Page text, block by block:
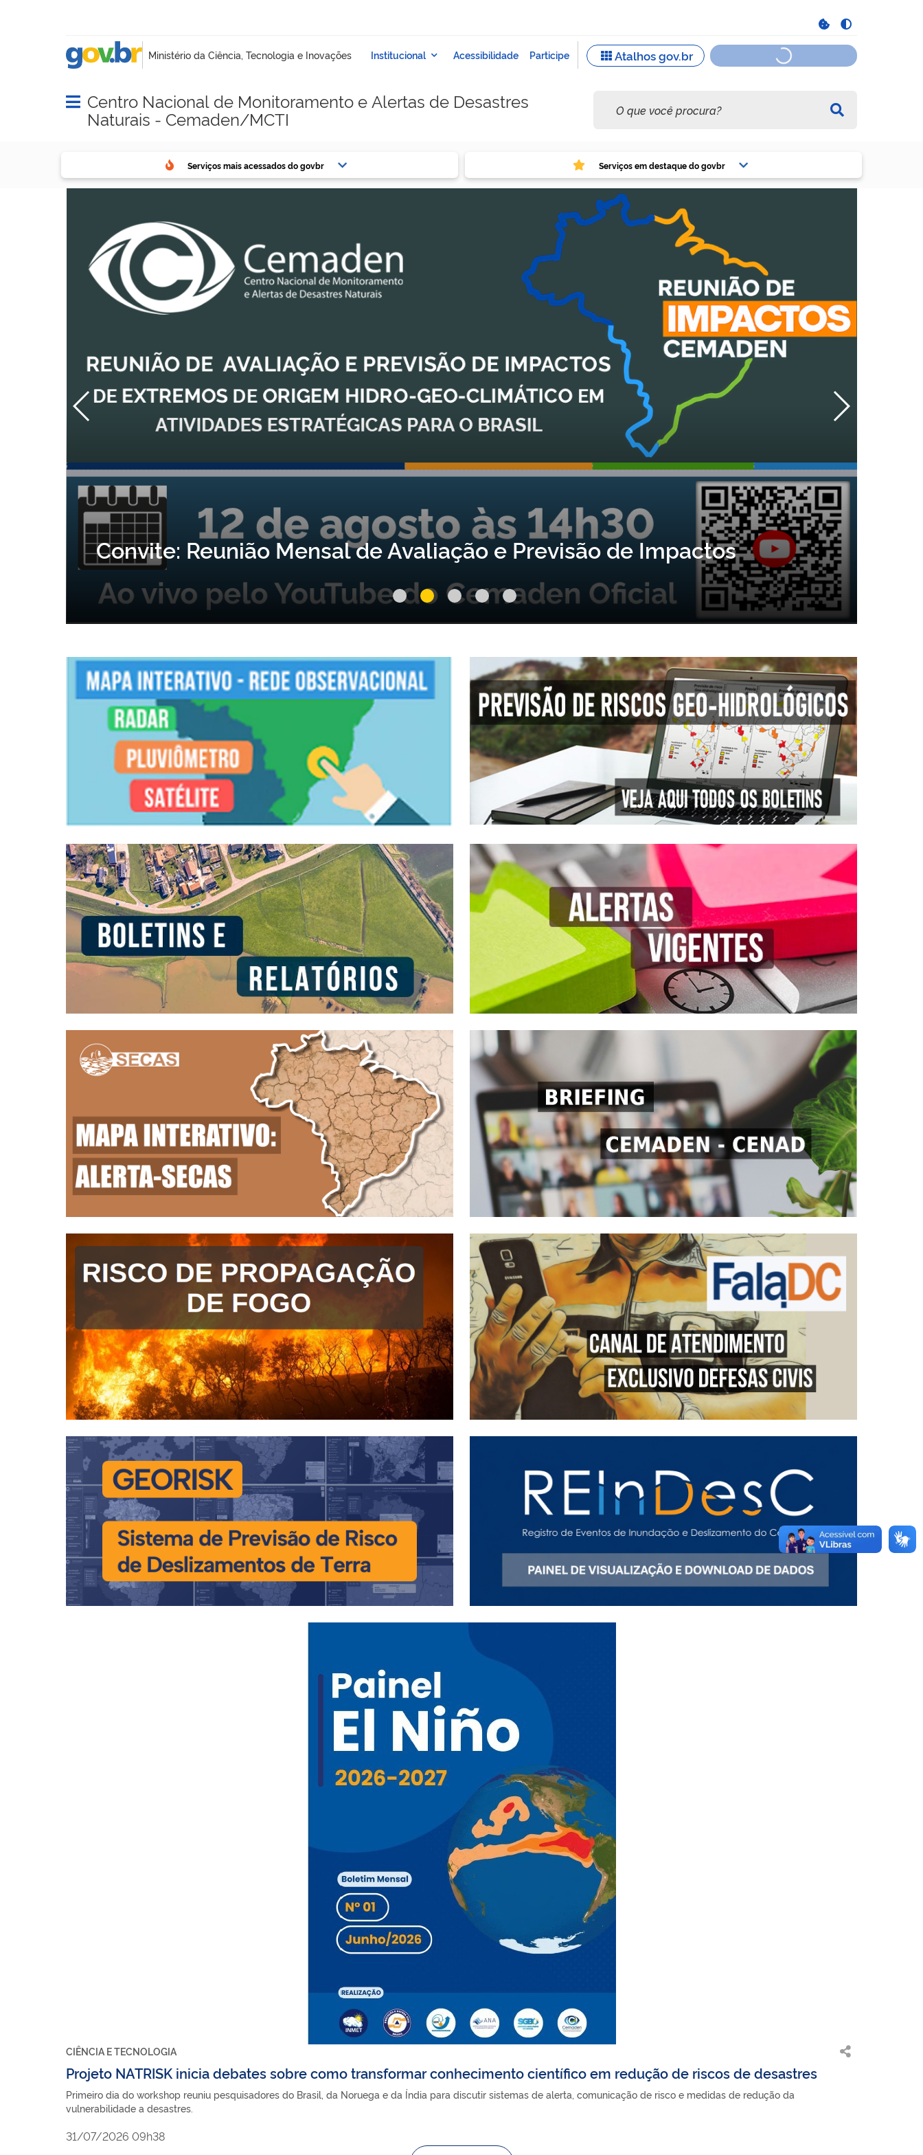
Abrir menu principal de navegação
Centro Nacional de Monitoramento e Alertas de Desastres
Naturais - Cemaden/MCTI
Serviços mais acessados do govbr Serviços em destaque do govbr
Convite: Reunião Mensal de Avaliação e Previsão de Impactos
CIÊNCIA E TECNOLOGIA
Projeto NATRISK inicia debates sobre como transformar conhecimento científico em redução de riscos de desastres
Primeiro dia do workshop reuniu pesquisadores do Brasil, da Noruega e da Índia para discutir sistemas de alerta, comunicação de risco e medidas de redução da
vulnerabilidade a desastres.
31/07/2026 09h38